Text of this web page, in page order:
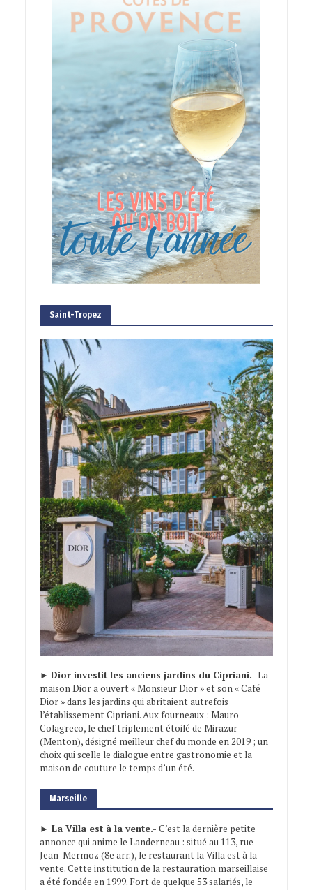
Saint-Tropez
► Dior investit les anciens jardins du Cipriani.- La
maison Dior a ouvert « Monsieur Dior » et son « Café
Dior » dans les jardins qui abritaient autrefois
l’établissement Cipriani. Aux fourneaux : Mauro
Colagreco, le chef triplement étoilé de Mirazur
(Menton), désigné meilleur chef du monde en 2019 ; un
choix qui scelle le dialogue entre gastronomie et la
maison de couture le temps d’un été.
Marseille
► La Villa est à la vente.- C’est la dernière petite
annonce qui anime le Landerneau : situé au 113, rue
Jean-Mermoz (8e arr.), le restaurant la Villa est à la
vente. Cette institution de la restauration marseillaise
a été fondée en 1999. Fort de quelque 53 salariés, le